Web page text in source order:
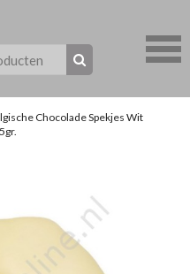
Chocolade Spekjes Wit